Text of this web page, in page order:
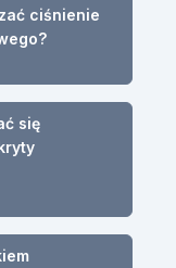
ciśnienie
się